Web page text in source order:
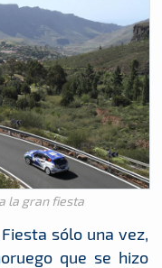
la gran fiesta
sólo una vez,
que se hizo